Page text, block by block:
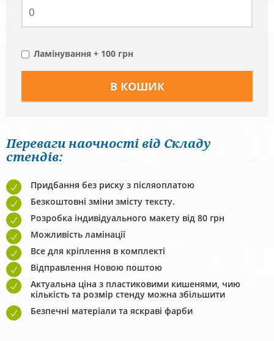
Ламінування + 100 грн
Переваги наочності від Складу
стендів:
Придбання без риску з післяоплатою
Безкоштовні зміни змісту тексту.
Розробка індивідуального макету від 80 грн
Можливість ламінації
Все для кріплення в комплекті
Відправлення Новою поштою
Актуальна ціна з пластиковими кишенями, чию
кількість та розмір стенду можна збільшити
Безпечні матеріали та яскраві фарби